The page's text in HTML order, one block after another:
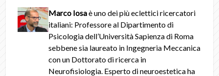
Marco Iosaè uno dei più eclettici ricercatori
italiani: Professore al Dipartimento di
Psicologia dell’Università Sapienza di Roma
sebbene sia laureato in Ingegneria Meccanica
con un Dottorato di ricerca in
Neurofisiologia. Esperto di neuroestetica ha